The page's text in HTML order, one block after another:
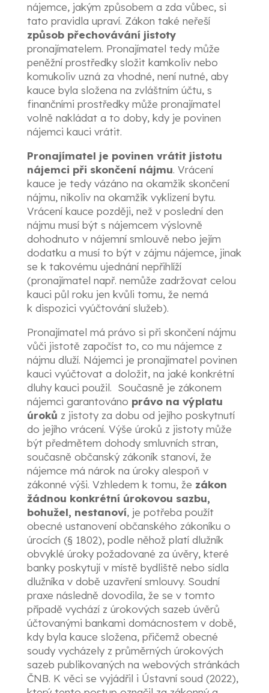
nájemce, jakým způsobem a zda vůbec, si
tato pravidla upraví. Zákon také neřeší
způsob přechovávání jistoty
pronajímatelem. Pronajímatel tedy může
peněžní prostředky složit kamkoliv nebo
komukoliv uzná za vhodné, není nutné, aby
kauce byla složena na zvláštním účtu, s
finančními prostředky může pronajímatel
volně nakládat a to doby, kdy je povinen
nájemci kauci vrátit.
Pronajímatel je povinen vrátit jistotu
nájemci při skončení nájmu. Vrácení
kauce je tedy vázáno na okamžik skončení
nájmu, nikoliv na okamžik vyklizení bytu.
Vrácení kauce později, než v poslední den
nájmu musí být s nájemcem výslovně
dohodnuto v nájemní smlouvě nebo jejím
dodatku a musí to být v zájmu nájemce, jinak
se k takovému ujednání nepřihlíží
(pronajímatel např. nemůže zadržovat celou
kauci půl roku jen kvůli tomu, že nemá
k dispozici vyúčtování služeb).
Pronajímatel má právo si při skončení nájmu
vůči jistotě započíst to, co mu nájemce z
nájmu dluží. Nájemci je pronajímatel povinen
kauci vyúčtovat a doložit, na jaké konkrétní
dluhy kauci použil. Současně je zákonem
nájemci garantováno právo na výplatu
úroků z jistoty za dobu od jejího poskytnutí
do jejího vrácení. Výše úroků z jistoty může
být předmětem dohody smluvních stran,
současně občanský zákoník stanoví, že
nájemce má nárok na úroky alespoň v
zákonné výši. Vzhledem k tomu, že zákon
žádnou konkrétní úrokovou sazbu,
bohužel, nestanoví, je potřeba použít
obecné ustanovení občanského zákoníku o
úrocích (§ 1802), podle něhož platí dlužník
obvyklé úroky požadované za úvěry, které
banky poskytují v místě bydliště nebo sídla
dlužníka v době uzavření smlouvy. Soudní
praxe následně dovodila, že se v tomto
případě vychází z úrokových sazeb úvěrů
účtovanými bankami domácnostem v době,
kdy byla kauce složena, přičemž obecné
soudy vycházely z průměrných úrokových
sazeb publikovaných na webových stránkách
ČNB. K věci se vyjádřil i Ústavní soud (2022),